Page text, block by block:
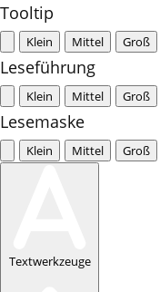
Tooltip
Klein Mittel Groß
Leseführung
Klein Mittel Groß
Lesemaske
Klein Mittel Groß
Textwerkzeuge